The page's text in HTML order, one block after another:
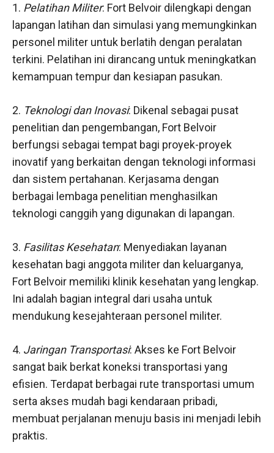
1. Pelatihan Militer: Fort Belvoir dilengkapi dengan
lapangan latihan dan simulasi yang memungkinkan
personel militer untuk berlatih dengan peralatan
terkini. Pelatihan ini dirancang untuk meningkatkan
kemampuan tempur dan kesiapan pasukan.
2. Teknologi dan Inovasi: Dikenal sebagai pusat
penelitian dan pengembangan, Fort Belvoir
berfungsi sebagai tempat bagi proyek-proyek
inovatif yang berkaitan dengan teknologi informasi
dan sistem pertahanan. Kerjasama dengan
berbagai lembaga penelitian menghasilkan
teknologi canggih yang digunakan di lapangan.
3. Fasilitas Kesehatan: Menyediakan layanan
kesehatan bagi anggota militer dan keluarganya,
Fort Belvoir memiliki klinik kesehatan yang lengkap.
Ini adalah bagian integral dari usaha untuk
mendukung kesejahteraan personel militer.
4. Jaringan Transportasi: Akses ke Fort Belvoir
sangat baik berkat koneksi transportasi yang
efisien. Terdapat berbagai rute transportasi umum
serta akses mudah bagi kendaraan pribadi,
membuat perjalanan menuju basis ini menjadi lebih
praktis.